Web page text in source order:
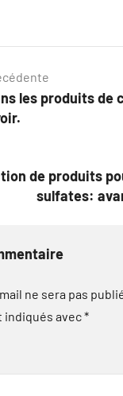
les produits de
de produits
sulfates:
ne sera pas
avec*